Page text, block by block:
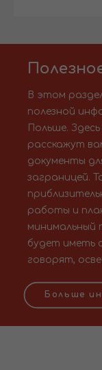
В этом
полезной
Польше.
расскажут
документы
заграницей.
работы и
минимальный
будет иметь
говорят,
Больше